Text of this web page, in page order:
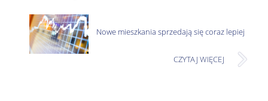
Nowe mieszkania sprzedają się coraz lepiej
CZYTAJ WIĘCEJ